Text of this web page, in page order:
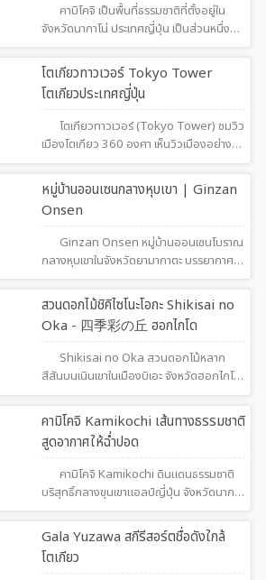
คามิโคจิ เป็นพื้นที่ธรรมชาติที่ตั้งอยู่ใน
จังหวัดนากาโน่ ประเทศญี่ปุ่น เป็นส่วนหนึ่ง
ของอุทยานแห่งชาติจูรุกุ (Chūbu) ซึ่งมี
ทัศนียภาพที่สวยงามมากและเป็นที่นิยม
สำหรับนักท่องเที่ยวที่ชื่นชอบ การเดินป่าและ
ธรรมชาติ
โตเกียวทาวเวอร์ Tokyo Tower
โตเกียวประเทศญี่ปุ่น
โตเกียวทาวเวอร์ (Tokyo Tower) ชมวิว
เมืองโตเกียว 360 องศา เห็นวิวเมืองอย่าง
สวยงาม ตอนดึกมีไฟประดับสวยงาม แนะนำ
ให้มาเที่ยวกันที่ โตเกียวทาวเวอร์
หมู่บ้านออนเซนกลางหุบเขา | Ginzan
Onsen
Ginzan Onsen หมู่บ้านออนเซนโบราณ
กลางหุบเขาในจังหวัดยามากาตะ บรรยากาศ
สุดโรแมนติกพร้อมแสงไฟและหิมะขาวที่
สวยงามเหมือนฉากในภาพยนตร์
สวนดอกไม้ชิคิไซโนะโอกะ Shikisai no
Oka - 四季彩の丘 ฮอกไกโด
Shikisai no Oka สวนดอกไม้หลาก
สีสันบนเนินเขาในเมืองบิเอะ จังหวัดฮอกไกโด
จุดชมวิวธรรมชาติและถ่ายภาพยอดนิยมแห่ง
ฤดูร้อนของญี่ปุ่น
คามิโคจิ Kamikochi เส้นทางธรรมชาติ
สูดอากาศให้ฉ่ำปอด
คามิโคจิ Kamikochi ดินแดนธรรมชาติ
บริสุทธิ์กลางขุนเขาแอลป์ญี่ปุ่น จังหวัดนากา
โนะ มีแม่น้ำอาซุสะ สะพานคัปปะบาชิ และวิว
ทะเลหมอก
Gala Yuzawa สกีรีสอร์ตชื่อดังใกล้
โตเกียว